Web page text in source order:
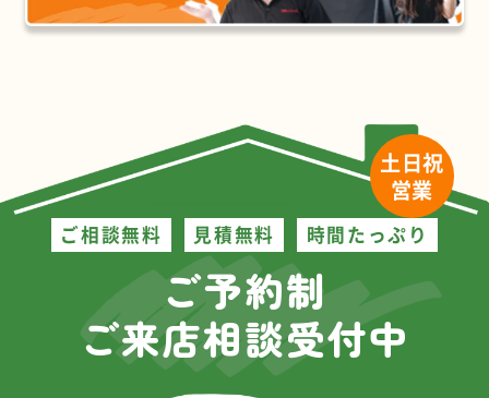
ご相談無料 見積無料 時間たっぷり
ご予約制
ご来店相談受付中
土日祝
営業